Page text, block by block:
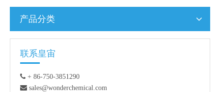
产品分类
联系皇宙
 + 86-750-3851290
 sales@wonderchemical.com